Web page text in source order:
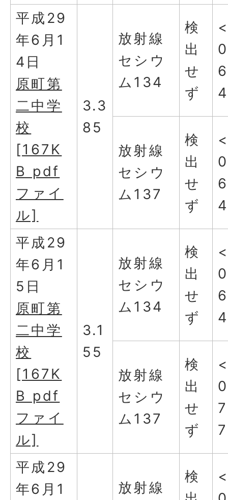
平成29
年6月1
4日
原町第
二中学
校
[167K
B pdf
ファイ
ル]
3.3
85
放射線
セシウ
ム134
検
出
せ
ず
4
放射線
セシウ
ム137
検
出
せ
ず
4
平成29
年6月1
5日
原町第
二中学
校
[167K
B pdf
ファイ
ル]
3.1
55
放射線
セシウ
ム134
検
出
せ
ず
4
放射線
セシウ
ム137
検
出
せ
ず
7
平成29
年6月1
放射線
検